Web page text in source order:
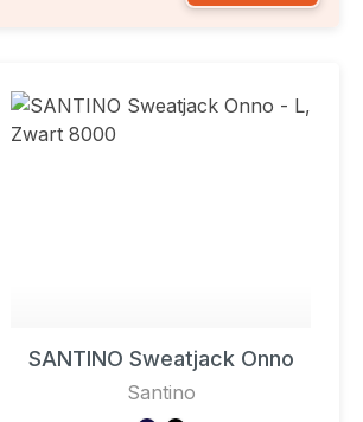
SANTINO Sweatjack Onno
Santino